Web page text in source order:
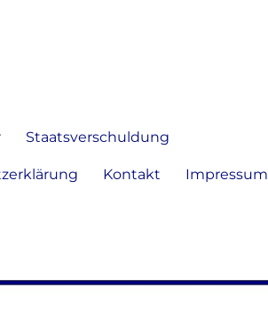
Staatsverschuldung
Kontakt Impressum